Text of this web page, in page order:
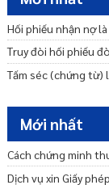
Hối phiếu nhận nợ là
Truy đòi hối phiếu
Tấm séc (chứng từ)
Mới nhất
Cách chứng minh
Dịch vụ xin Giấy